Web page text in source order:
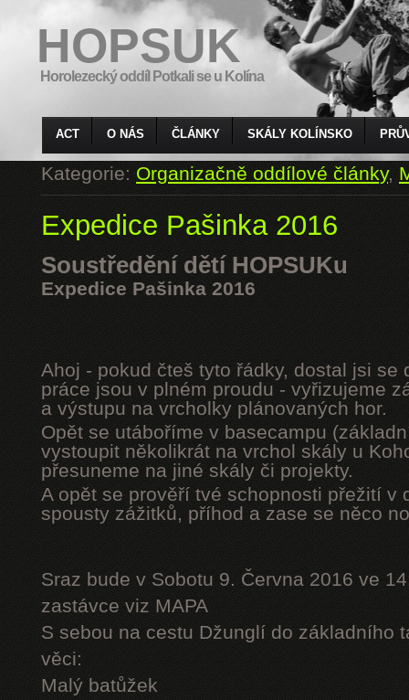
HOPSUK
Horolezecký oddíl Potkali se u Kolína
ACT O NÁS ČLÁNKY SKÁLY KOLÍNSKO
Kategorie:Organizačně oddílové články,
Expedice Pašinka 2016
Soustředění dětí HOPSUKu
Expedice Pašinka 2016
Ahoj - pokud čteš tyto řádky, dostal jsi se
práce jsou v plném proudu - vyřizujeme
a výstupu na vrcholky plánovaných hor.
Opět se utáboříme v basecampu
vystoupit několikrát na vrchol skály u
přesuneme na jiné skály či projekty.
A opět se prověří tvé schopnosti přežití v
spousty zážitků, příhod a zase se něco
Sraz bude v Sobotu 9. Června 2016 ve
zastávce viz MAPA
S sebou na cestu Džunglí do základního
věci:
Malý batůžek